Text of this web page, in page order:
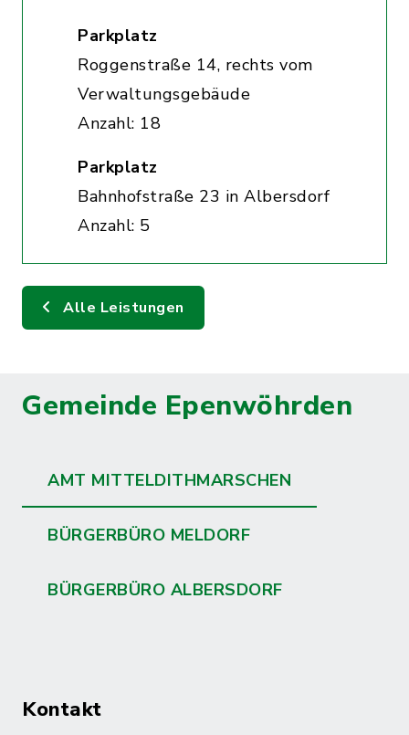
Parkplatz
Roggenstraße 14, rechts vom
Verwaltungsgebäude
Anzahl: 18
Parkplatz
Bahnhofstraße 23 in Albersdorf
Anzahl: 5
Alle Leistungen
Gemeinde Epenwöhrden
AMT MITTELDITHMARSCHEN
BÜRGERBÜRO MELDORF
BÜRGERBÜRO ALBERSDORF
Kontakt